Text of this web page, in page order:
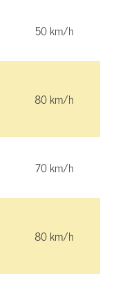
50 km/h
80 km/h
70 km/h
80 km/h